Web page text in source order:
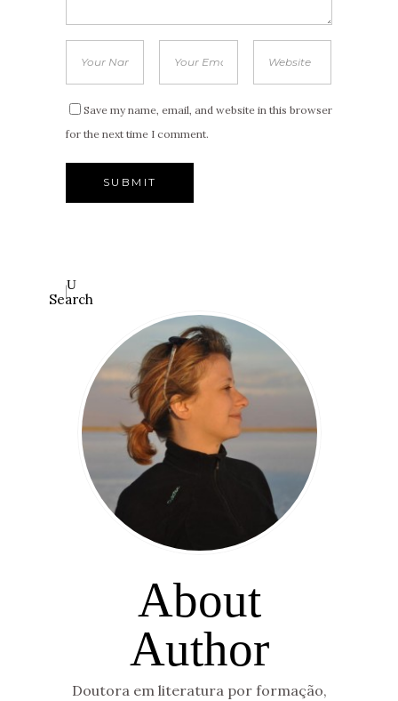
Save my name, email, and website in this browser
for the next time I comment.
Search
About
Author
Doutora em literatura por formação,